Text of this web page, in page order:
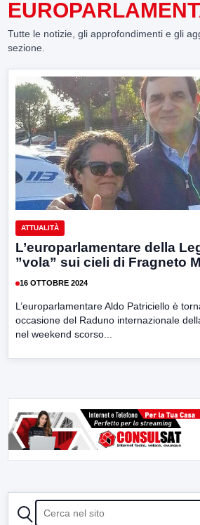
Tutte le notizie, gli approfondimenti e gli
sezione.
ATTUALITÀ
L’europarlamentare della
”vola” sui cieli di Fragneto
16 OTTOBRE 2024
L’europarlamentare Aldo Patriciello è
occasione del Raduno internazionale
nel weekend scorso...
CERCA